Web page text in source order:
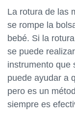
La rotura de las
se rompe la
bebé. Si la
se puede
instrumento que
puede ayudar a
pero es un
siempre es